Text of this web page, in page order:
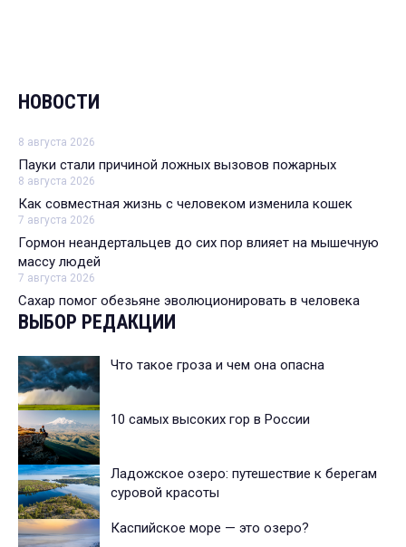
НОВОСТИ
8 августа 2026
Пауки стали причиной ложных вызовов пожарных
8 августа 2026
Как совместная жизнь с человеком изменила кошек
7 августа 2026
Гормон неандертальцев до сих пор влияет на мышечную
массу людей
7 августа 2026
Сахар помог обезьяне эволюционировать в человека
ВЫБОР РЕДАКЦИИ
Что такое гроза и чем она опасна
10 самых высоких гор в России
Ладожское озеро: путешествие к берегам
суровой красоты
Каспийское море — это озеро?